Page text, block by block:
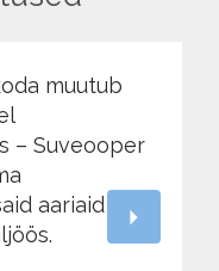
muutub
– Suveooper
aariaid